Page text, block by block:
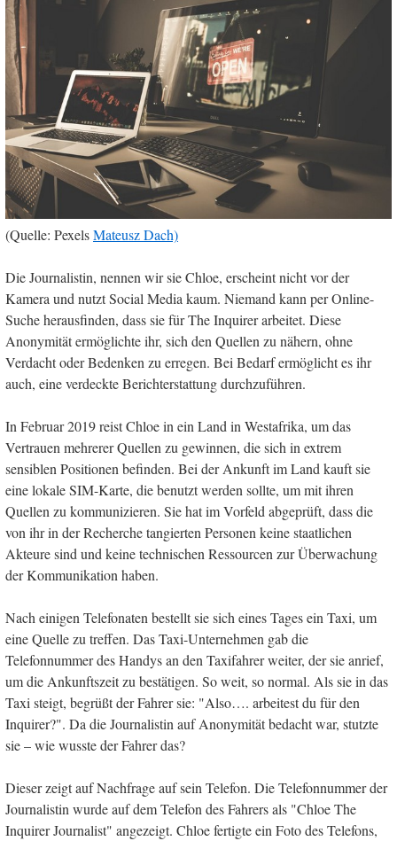
(Quelle: PexelsMateusz Dach)
Die Journalistin, nennen wir sie Chloe, erscheint nicht vor der
Kamera und nutzt Social Media kaum. Niemand kann per Online-
Suche herausfinden, dass sie für The Inquirer arbeitet. Diese
Anonymität ermöglichte ihr, sich den Quellen zu nähern, ohne
Verdacht oder Bedenken zu erregen. Bei Bedarf ermöglicht es ihr
auch, eine verdeckte Berichterstattung durchzuführen.
In Februar 2019 reist Chloe in ein Land in Westafrika, um das
Vertrauen mehrerer Quellen zu gewinnen, die sich in extrem
sensiblen Positionen befinden. Bei der Ankunft im Land kauft sie
eine lokale SIM-Karte, die benutzt werden sollte, um mit ihren
Quellen zu kommunizieren. Sie hat im Vorfeld abgeprüft, dass die
von ihr in der Recherche tangierten Personen keine staatlichen
Akteure sind und keine technischen Ressourcen zur Überwachung
der Kommunikation haben.
Nach einigen Telefonaten bestellt sie sich eines Tages ein Taxi, um
eine Quelle zu treffen. Das Taxi-Unternehmen gab die
Telefonnummer des Handys an den Taxifahrer weiter, der sie anrief,
um die Ankunftszeit zu bestätigen. So weit, so normal. Als sie in das
Taxi steigt, begrüßt der Fahrer sie: "Also…. arbeitest du für den
Inquirer?". Da die Journalistin auf Anonymität bedacht war, stutzte
sie – wie wusste der Fahrer das?
Dieser zeigt auf Nachfrage auf sein Telefon. Die Telefonnummer der
Journalistin wurde auf dem Telefon des Fahrers als "Chloe The
Inquirer Journalist" angezeigt. Chloe fertigte ein Foto des Telefons,